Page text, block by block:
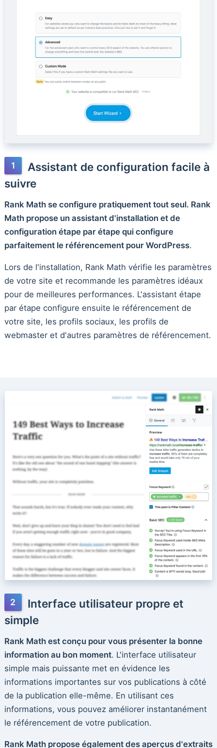
Assistant de configuration facile à
suivre
Rank Math se configure pratiquement tout seul. Rank
Math propose un assistant d'installation et de
configuration étape par étape qui configure
parfaitement le référencement pour WordPress.
Lors de l'installation, Rank Math vérifie les paramètres
de votre site et recommande les paramètres idéaux
pour de meilleures performances. L'assistant étape
par étape configure ensuite le référencement de
votre site, les profils sociaux, les profils de
webmaster et d'autres paramètres de référencement.
Interface utilisateur propre et
simple
Rank Math est conçu pour vous présenter la bonne
information au bon moment. L'interface utilisateur
simple mais puissante met en évidence les
informations importantes sur vos publications à côté
de la publication elle-même. En utilisant ces
informations, vous pouvez améliorer instantanément
le référencement de votre publication.
Rank Math propose également des aperçus d'extraits